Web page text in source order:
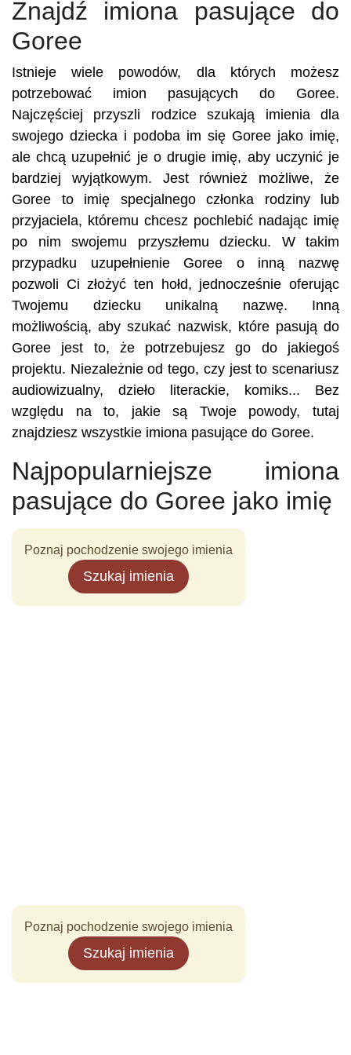
Znajdź imiona pasujące do
Goree
Istnieje wiele powodów, dla których możesz
potrzebować imion pasujących do Goree.
Najczęściej przyszli rodzice szukają imienia dla
swojego dziecka i podoba im się Goree jako imię,
ale chcą uzupełnić je o drugie imię, aby uczynić je
bardziej wyjątkowym. Jest również możliwe, że
Goree to imię specjalnego członka rodziny lub
przyjaciela, któremu chcesz pochlebić nadając imię
po nim swojemu przyszłemu dziecku. W takim
przypadku uzupełnienie Goree o inną nazwę
pozwoli Ci złożyć ten hołd, jednocześnie oferując
Twojemu dziecku unikalną nazwę. Inną
możliwością, aby szukać nazwisk, które pasują do
Goree jest to, że potrzebujesz go do jakiegoś
projektu. Niezależnie od tego, czy jest to scenariusz
audiowizualny, dzieło literackie, komiks... Bez
względu na to, jakie są Twoje powody, tutaj
znajdziesz wszystkie imiona pasujące do Goree.
Najpopularniejsze imiona
pasujące do Goree jako imię
Poznaj pochodzenie swojego imienia
Szukaj imienia
Poznaj pochodzenie swojego imienia
Szukaj imienia